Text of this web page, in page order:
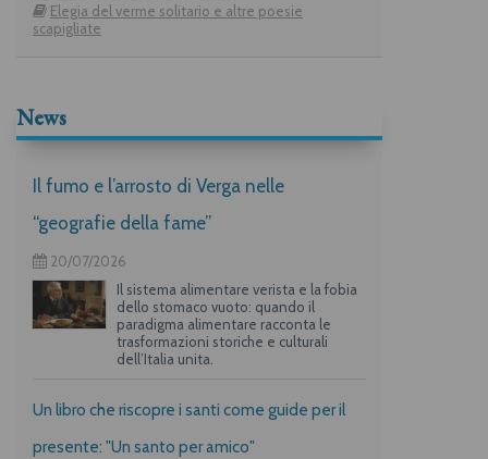
Elegia del verme solitario e altre poesie
scapigliate
News
Il fumo e l’arrosto di Verga nelle
“geografie della fame”
20/07/2026
Il sistema alimentare verista e la fobia
dello stomaco vuoto: quando il
paradigma alimentare racconta le
trasformazioni storiche e culturali
dell’Italia unita.
Un libro che riscopre i santi come guide per il
presente: "Un santo per amico"